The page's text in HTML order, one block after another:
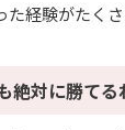
経験がたくさ
絶対に勝てる